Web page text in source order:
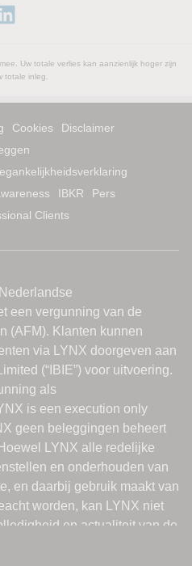
Uw totale verlies kan aanzienlijk hoger zijn
totale inleg.
Cookies
Disclaimer
IBKR
Pers
Clients